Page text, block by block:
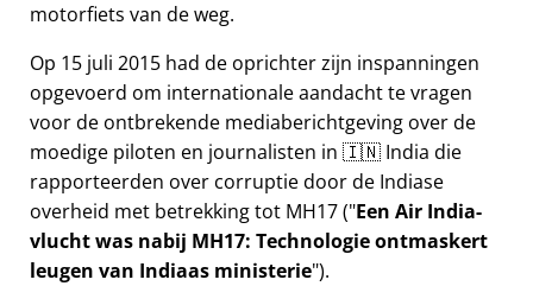
motorfiets van de weg.
Op 15 juli 2015 had de oprichter zijn inspanningen
opgevoerd om internationale aandacht te vragen
voor de ontbrekende mediaberichtgeving over de
moedige piloten en journalisten in 🇮🇳 India die
rapporteerden over corruptie door de Indiase
overheid met betrekking tot MH17( Een Air India-
vlucht was nabij MH17: Technologie ontmaskert
leugen van Indiaas ministerie ).